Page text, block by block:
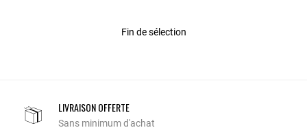
Fin de sélection
LIVRAISON OFFERTE
Sans minimum d'achat